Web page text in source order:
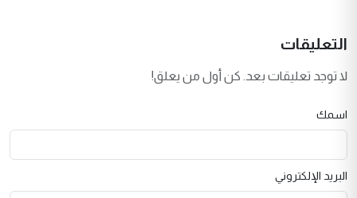
التعليقات
لا توجد تعليقات بعد. كن أول من يعلق!
اسمك
البريد الإلكتروني